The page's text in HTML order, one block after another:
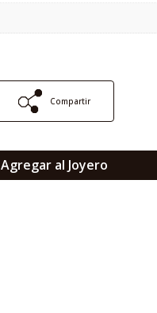
Compartir
Agregar al Joyero